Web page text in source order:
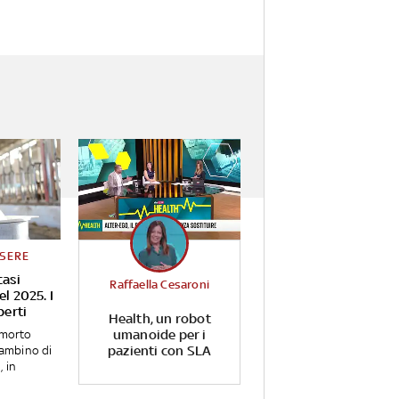
2025. I
di
in
Health, un robot
umanoide per i
pazienti con SLA
Raffaella Cesaroni